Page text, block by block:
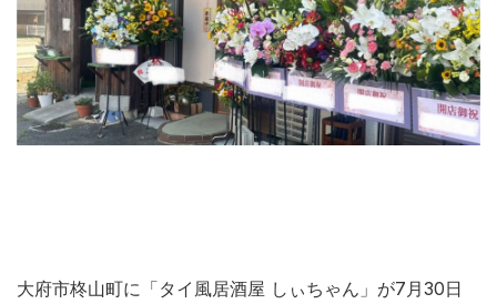
大府市柊山町に「タイ風居酒屋 しぃちゃん」が7月30日